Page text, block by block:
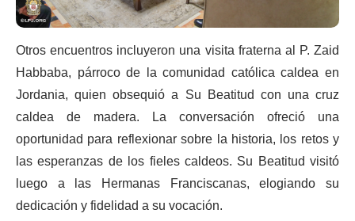
Otros encuentros incluyeron una visita fraterna al P. Zaid
Habbaba, párroco de la comunidad católica caldea en
Jordania, quien obsequió a Su Beatitud con una cruz
caldea de madera. La conversación ofreció una
oportunidad para reflexionar sobre la historia, los retos y
las esperanzas de los fieles caldeos. Su Beatitud visitó
luego a las Hermanas Franciscanas, elogiando su
dedicación y fidelidad a su vocación.